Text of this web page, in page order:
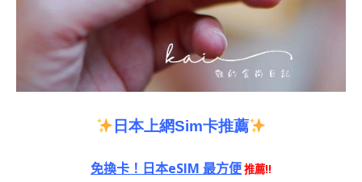
日本上網Sim卡推薦
免換卡！日本eSIM 最方便推薦!!